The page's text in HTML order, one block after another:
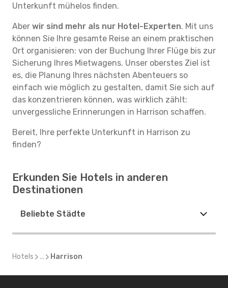
Unterkunft mühelos finden.
Aber wir sind mehr als nur Hotel-Experten. Mit uns
können Sie Ihre gesamte Reise an einem praktischen
Ort organisieren: von der Buchung Ihrer Flüge bis zur
Sicherung Ihres Mietwagens. Unser oberstes Ziel ist
es, die Planung Ihres nächsten Abenteuers so
einfach wie möglich zu gestalten, damit Sie sich auf
das konzentrieren können, was wirklich zählt:
unvergessliche Erinnerungen in Harrison schaffen.
Bereit, Ihre perfekte Unterkunft in Harrison zu
finden?
Erkunden Sie Hotels in anderen
Destinationen
Beliebte Städte
Hotels ... Harrison